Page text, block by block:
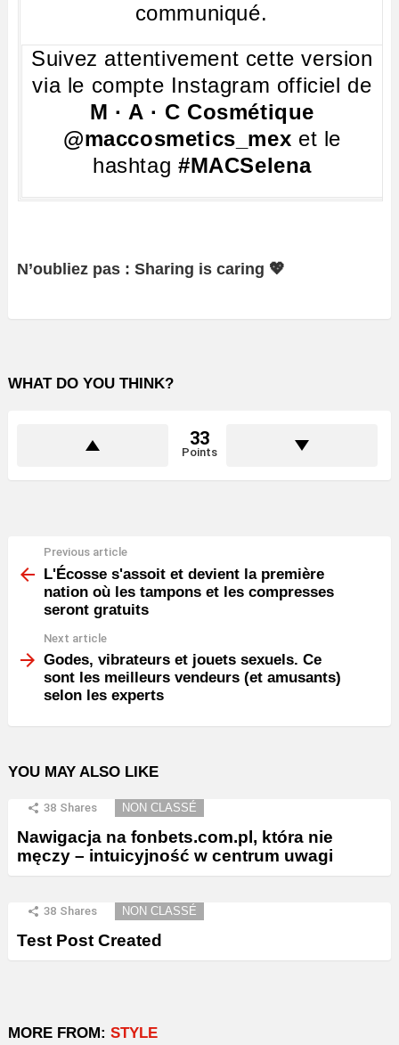
communiqué.
Suivez attentivement cette version
via le compte Instagram officiel de
M · A · C Cosmétique
@maccosmetics_mex et le
hashtag #MACSelena
N’oubliez pas : Sharing is caring 💖
WHAT DO YOU THINK?
33
Points
more
Previous article
L'Écosse s'assoit et devient la première
nation où les tampons et les compresses
seront gratuits
Next article
Godes, vibrateurs et jouets sexuels. Ce
sont les meilleurs vendeurs (et amusants)
selon les experts
YOU MAY ALSO LIKE
38 Shares NON CLASSÉ
Nawigacja na fonbets.com.pl, która nie
męczy – intuicyjność w centrum uwagi
38 Shares NON CLASSÉ
Test Post Created
MORE FROM: STYLE